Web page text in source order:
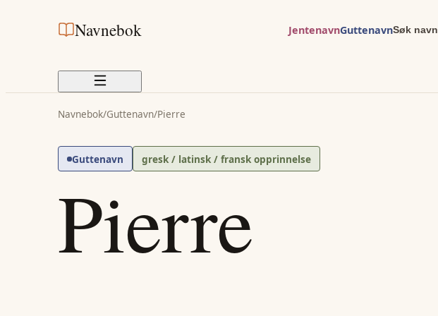
Navnebok JentenavnGuttenavnSøk navn
Navnebok/Guttenavn/Pierre
Guttenavn gresk / latinsk / fransk opprinnelse
Pierre